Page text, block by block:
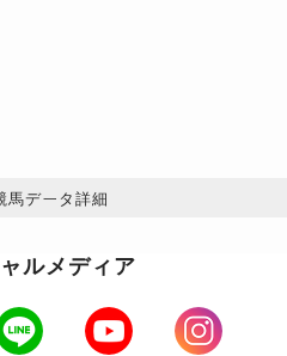
馬データ詳細
ルメディア